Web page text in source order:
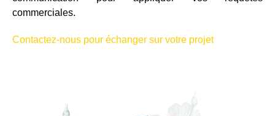
commerciales.
Contactez-nous pour échanger sur votre projet